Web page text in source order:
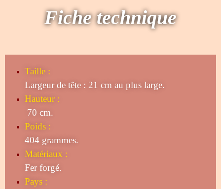
Fiche technique
Taille :
Largeur de tête : 21 cm au plus large.
Hauteur :
70 cm.
Poids :
404 grammes.
Matériaux :
Fer forgé.
Pays :